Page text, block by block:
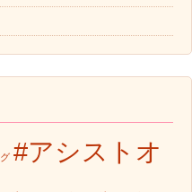
#アシストオ